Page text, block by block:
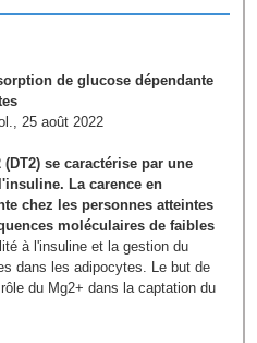
de glucose dépendante
25 août 2022
se caractérise par une
La carence en
chez les personnes atteintes
moléculaires de faibles
à l'insuline et la gestion du
dans les adipocytes. Le but de
du Mg2+ dans la captation du